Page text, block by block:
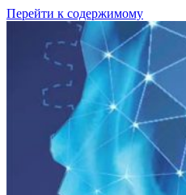
Перейти к содержимому